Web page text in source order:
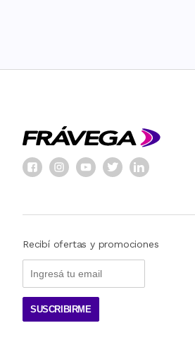
Recibí ofertas y promociones
SUSCRIBIRME